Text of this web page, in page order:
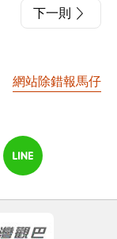
下一則
網站除錯報馬仔